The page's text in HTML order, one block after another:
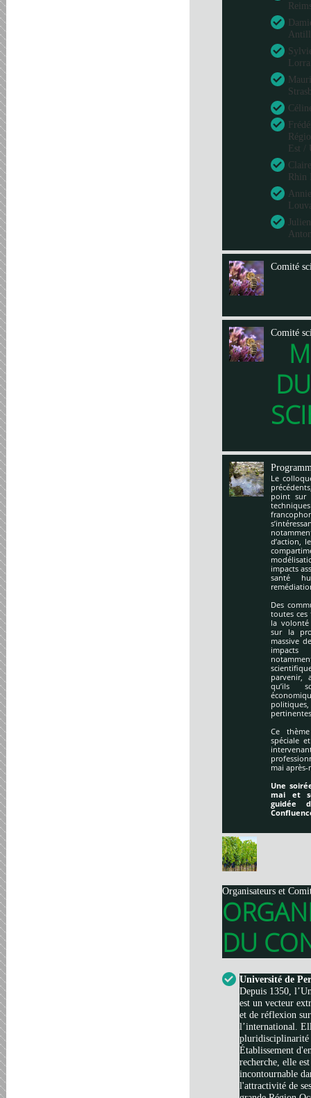
Est
Rhin
Comité
Comité
Le
point sur
d’action,
impacts
santé
Des
toutes ces
la
sur la
massive
parvenir,
qu’ils
Ce
spéciale
mai
Une
mai et
guidée
Organisateurs et
DU
Université de
Depuis 1350,
est un vecteur
et de réflexion
l’international.
pluridisciplinarité
Établissement
recherche, elle
incontournable
l'attractivité de